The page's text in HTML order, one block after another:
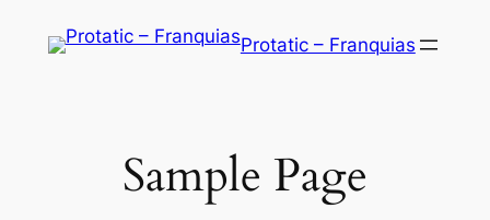
Protatic – Franquias
Sample Page